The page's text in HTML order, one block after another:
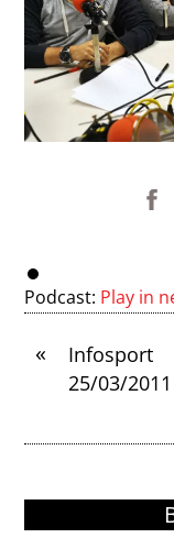
Podcast: Play in
«
Infosport
25/03/2011